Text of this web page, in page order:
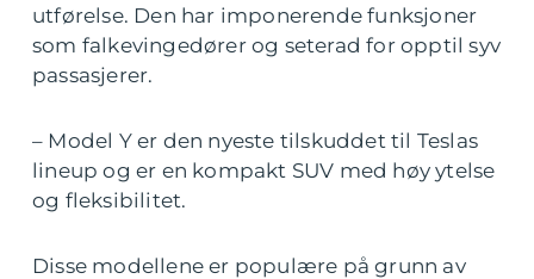
utførelse. Den har imponerende funksjoner
som falkevingedører og seterad for opptil syv
passasjerer.
– Model Y er den nyeste tilskuddet til Teslas
lineup og er en kompakt SUV med høy ytelse
og fleksibilitet.
Disse modellene er populære på grunn av